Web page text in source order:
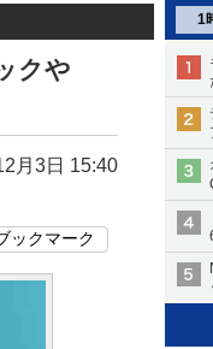
1
クや
月3日 15:40
ックマーク